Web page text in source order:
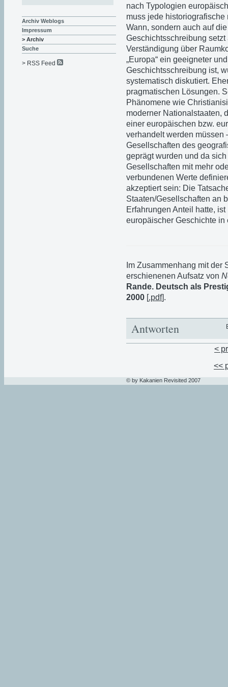
nach Typologien
muss jede
Wann, sondern auch auf
Geschichtsschreibung
Verständigung über
„Europa“ ein geeigneter
Geschichtsschreibung ist,
systematisch diskutiert.
pragmatischen Lösungen.
Phänomene wie
moderner Nationalstaaten,
einer europäischen bzw.
verhandelt werden müssen
Gesellschaften des
geprägt wurden und da
Gesellschaften mit mehr
verbundenen Werte
akzeptiert sein: Die
Staaten/Gesellschaften an
Erfahrungen Anteil hatte,
europäischer Geschichte
Im Zusammenhang mit
erschienenen Aufsatz von
Rande. Deutsch als
2000 [.pdf].
Antworten
<
<<
Archiv Weblogs
Impressum
> Archiv
Suche
> RSS Feed
© by Kakanien Revisited 2007